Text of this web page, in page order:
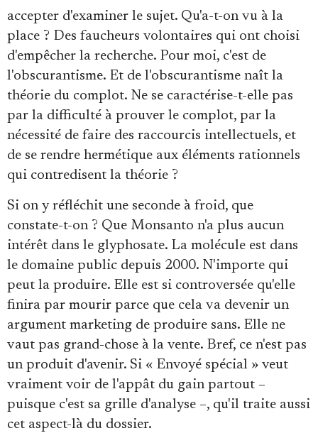
accepter d'examiner le sujet. Qu'a-t-on vu à la
place ? Des faucheurs volontaires qui ont choisi
d'empêcher la recherche. Pour moi, c'est de
l'obscurantisme. Et de l'obscurantisme naît la
théorie du complot. Ne se caractérise-t-elle pas
par la difficulté à prouver le complot, par la
nécessité de faire des raccourcis intellectuels, et
de se rendre hermétique aux éléments rationnels
qui contredisent la théorie ?
Si on y réfléchit une seconde à froid, que
constate-t-on ? Que Monsanto n'a plus aucun
intérêt dans le glyphosate. La molécule est dans
le domaine public depuis 2000. N'importe qui
peut la produire. Elle est si controversée qu'elle
finira par mourir parce que cela va devenir un
argument marketing de produire sans. Elle ne
vaut pas grand-chose à la vente. Bref, ce n'est pas
un produit d'avenir. Si « Envoyé spécial » veut
vraiment voir de l'appât du gain partout –
puisque c'est sa grille d'analyse –, qu'il traite aussi
cet aspect-là du dossier.